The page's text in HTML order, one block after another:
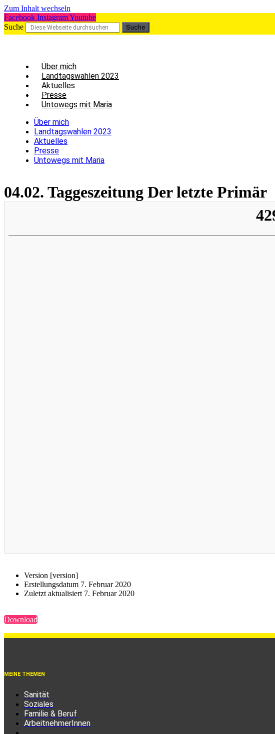
Zum Inhalt wechseln
Facebook InstagramYoutube
Suche
Suche
Über mich
Land­tags­wah­len 2023
Aktu­el­les
Pres­se
Unto­wegs mit Maria
Über mich
Land­tags­wah­len 2023
Aktu­el­les
Pres­se
Unto­wegs mit Maria
04.02. Tag­ges­zei­tung Der letz­te Primär
Ver­si­on [ver­si­on]
Erstel­lungs­da­tum 7. Febru­ar 2020
Zuletzt aktua­li­siert 7. Febru­ar 2020
Down­load
MEINE THEMEN
Sanität
Soziales
Familie & Beruf
ArbeitnehmerInnen